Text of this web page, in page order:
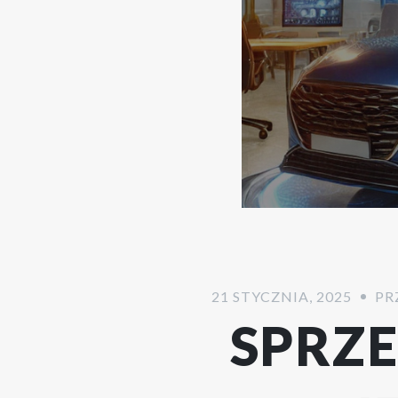
21 STYCZNIA, 2025